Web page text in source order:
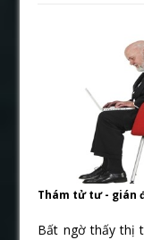
Thám tử tư - gián
Bất ngờ thấy thị